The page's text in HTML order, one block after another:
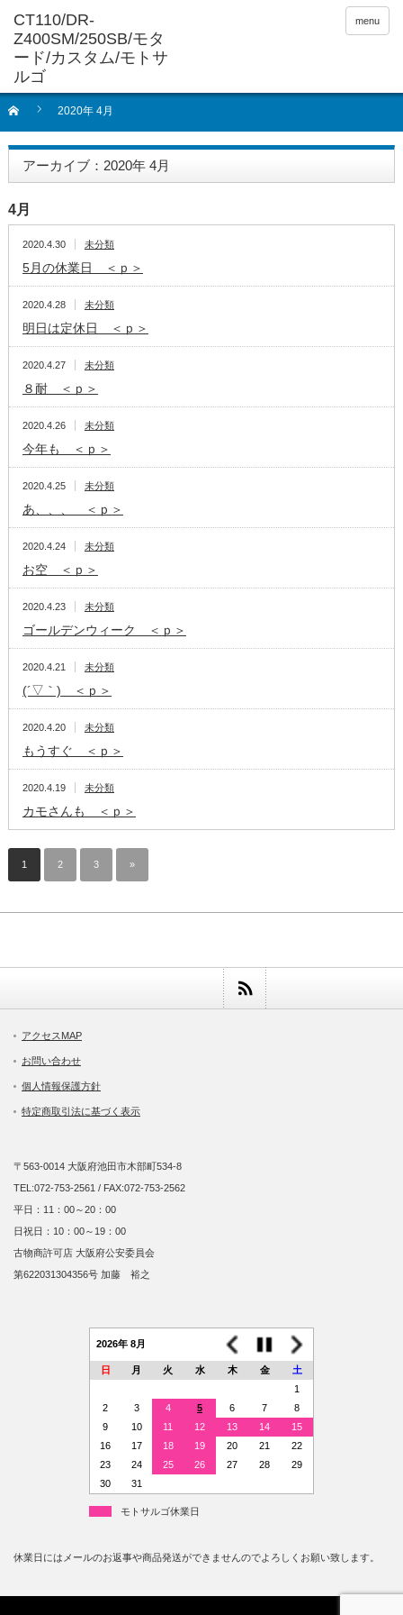
menu
2020年 4月
アーカイブ：2020年 4月
4月
2020.4.30 未分類
5月の休業日 ＜ｐ＞
2020.4.28 未分類
明日は定休日 ＜ｐ＞
2020.4.27 未分類
８耐 ＜ｐ＞
2020.4.26 未分類
今年も ＜ｐ＞
2020.4.25 未分類
あ、、、 ＜ｐ＞
2020.4.24 未分類
お空 ＜ｐ＞
2020.4.23 未分類
ゴールデンウィーク ＜ｐ＞
2020.4.21 未分類
(´▽｀) ＜ｐ＞
2020.4.20 未分類
もうすぐ ＜ｐ＞
2020.4.19 未分類
カモさんも ＜ｐ＞
1 2 3 »
アクセスMAP
お問い合わせ
個人情報保護方針
特定商取引法に基づく表示
〒563-0014 大阪府池田市木部町534-8
TEL:072-753-2561 / FAX:072-753-2562
平日：11：00～20：00
日祝日：10：00～19：00
古物商許可店 大阪府公安委員会
第622031304356号 加藤 裕之
2026年 8月
日 月 火 水 木 金
土
1
2
3 4 5 6 7
8
9
10 11 12 13 14
15
16
17 18 19 20 21
22
23
24 25 26 27 28
29
30
31
モトサルゴ休業日
休業日にはメールのお返事や商品発送ができませんのでよろしくお願い致します。